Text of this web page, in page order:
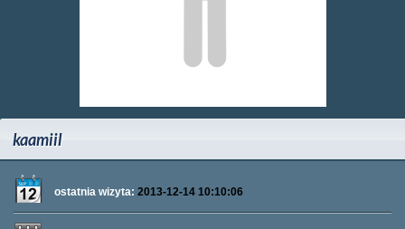
kaamiil
ostatnia wizyta: 2013-12-14 10:10:06